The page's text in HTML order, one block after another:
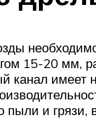
15-20 мм,
канал имеет
пыли и